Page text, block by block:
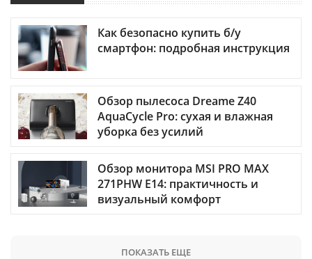
Как безопасно купить б/у
смартфон: подробная инструкция
Обзор пылесоса Dreame Z40
AquaCycle Pro: сухая и влажная
уборка без усилий
Обзор монитора MSI PRO MAX
271PHW E14: практичность и
визуальный комфорт
ПОКАЗАТЬ ЕЩЕ